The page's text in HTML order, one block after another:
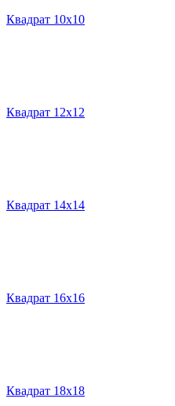
Квадрат 10х10
Квадрат 12х12
Квадрат 14х14
Квадрат 16х16
Квадрат 18х18